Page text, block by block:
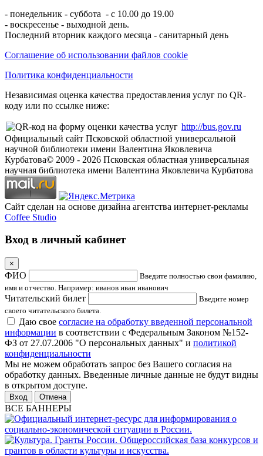
- понедельник - суббота - с 10.00 до 19.00
- воскресенье - выходной день.
Последний вторник каждого месяца - санитарный день
Соглашение об использовании файлов cookie
Политика конфиденциальности
Независимая оценка качества предоставления услуг по QR-
коду или по ссылке ниже:
http://bus.gov.ru
Официальный сайт Псковской областной универсальной
научной библиотеки имени Валентина Яковлевича
Курбатова© 2009 - 2026 Псковская областная универсальная
научная библиотека имени Валентина Яковлевича Курбатова
Сайт сделан на основе дизайна агентства интернет-рекламы
Coffee Studio
Вход в личный кабинет
×
ФИО
Введите полностью свои фамилию,
имя и отчество. Например: иванов иван иванович
Читательский билет
Введите номер
своего читательского билета.
Даю свое согласие на обработку введенной персональной
информации в соответствии с Федеральным Законом №152-
ФЗ от 27.07.2006 "О персональных данных" и политикой
конфиденциальности
Мы не можем обработать запрос без Вашего согласия на
обработку данных. Введенные личные данные не будут видны
в открытом доступе.
Отмена
ВСЕ БАННЕРЫ